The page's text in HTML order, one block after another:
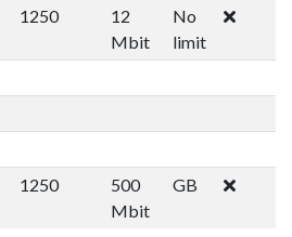
1250
12
Mbit
No
limit
1250
500
Mbit
GB